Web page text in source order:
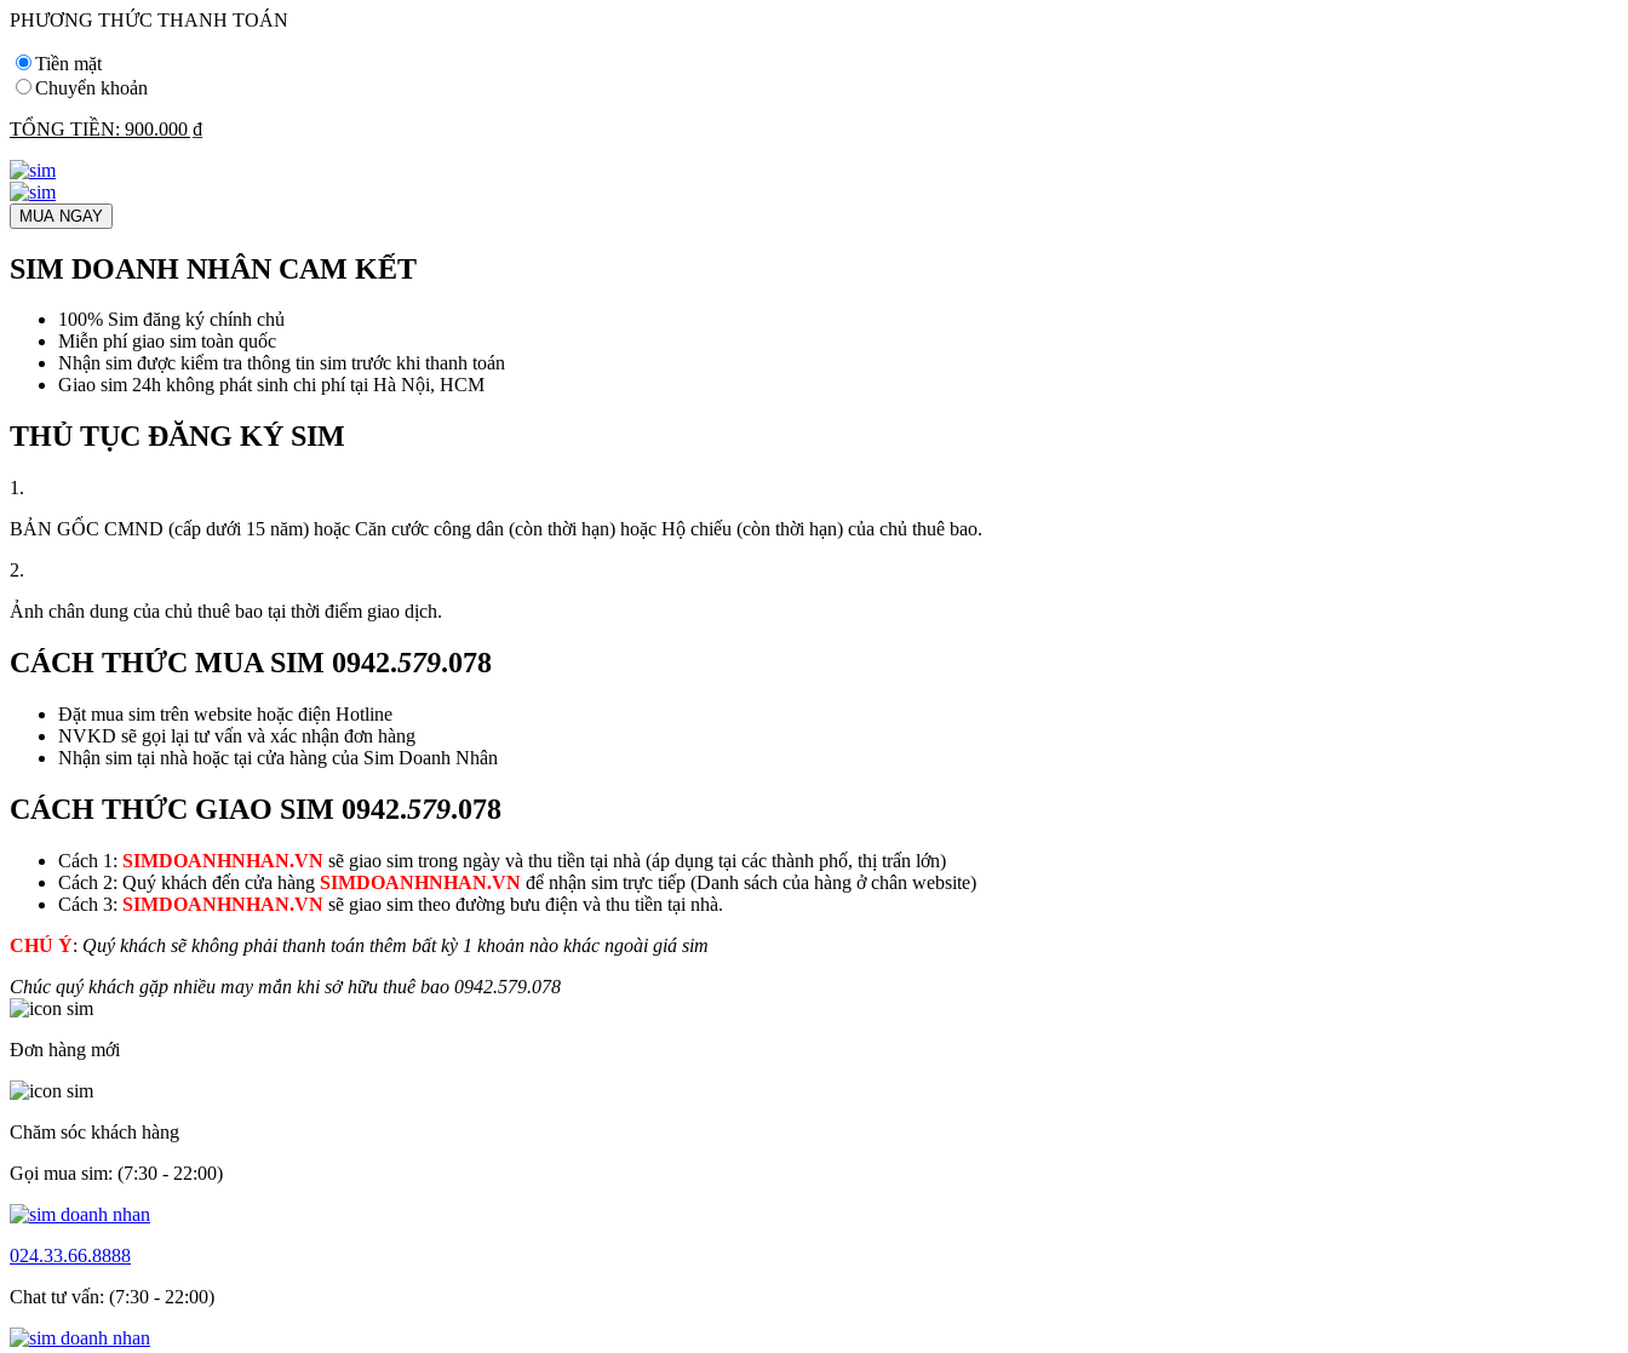
PHƯƠNG THỨC THANH TOÁN
Tiền mặt
Chuyển khoản
TỔNG TIỀN: 900.000 ₫
MUA NGAY
SIM DOANH NHÂN CAM KẾT
100% Sim đăng ký chính chủ
Miễn phí giao sim toàn quốc
Nhận sim được kiểm tra thông tin sim trước khi thanh toán
Giao sim 24h không phát sinh chi phí tại Hà Nội, HCM
THỦ TỤC ĐĂNG KÝ SIM
1.
BẢN GỐC CMND (cấp dưới 15 năm) hoặc Căn cước công dân (còn thời hạn) hoặc Hộ chiếu (còn thời hạn) của chủ thuê bao.
2.
Ảnh chân dung của chủ thuê bao tại thời điểm giao dịch.
CÁCH THỨC MUA SIM 0942.579.078
Đặt mua sim trên website hoặc điện Hotline
NVKD sẽ gọi lại tư vấn và xác nhận đơn hàng
Nhận sim tại nhà hoặc tại cửa hàng của Sim Doanh Nhân
CÁCH THỨC GIAO SIM 0942.579.078
Cách 1: SIMDOANHNHAN.VN sẽ giao sim trong ngày và thu tiền tại nhà (áp dụng tại các thành phố, thị trấn lớn)
Cách 2: Quý khách đến cửa hàng SIMDOANHNHAN.VN để nhận sim trực tiếp (Danh sách của hàng ở chân website)
Cách 3: SIMDOANHNHAN.VN sẽ giao sim theo đường bưu điện và thu tiền tại nhà.
CHÚ Ý: Quý khách sẽ không phải thanh toán thêm bất kỳ 1 khoản nào khác ngoài giá sim
Chúc quý khách gặp nhiều may mắn khi sở hữu thuê bao 0942.579.078
Đơn hàng mới
Chăm sóc khách hàng
Gọi mua sim: (7:30 - 22:00)
024.33.66.8888
Chat tư vấn: (7:30 - 22:00)